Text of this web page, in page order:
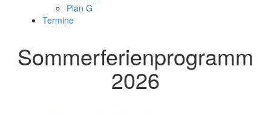
Plan G
Termine
Sommerferienprogramm
2026